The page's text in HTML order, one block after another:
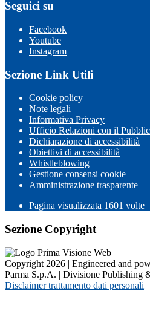
Seguici su
Facebook
Youtube
Instagram
Sezione Link Utili
Cookie policy
Note legali
Informativa Privacy
Ufficio Relazioni con il
Dichiarazione di accessibilità
Obiettivi di accessibilità
Whistleblowing
Gestione consensi cookie
Amministrazione trasparente
Pagina visualizzata 1601 volte
Sezione Copyright
Copyright 2026 | Engineered and
Parma S.p.A. | Divisione Publishing
Disclaimer trattamento dati personali